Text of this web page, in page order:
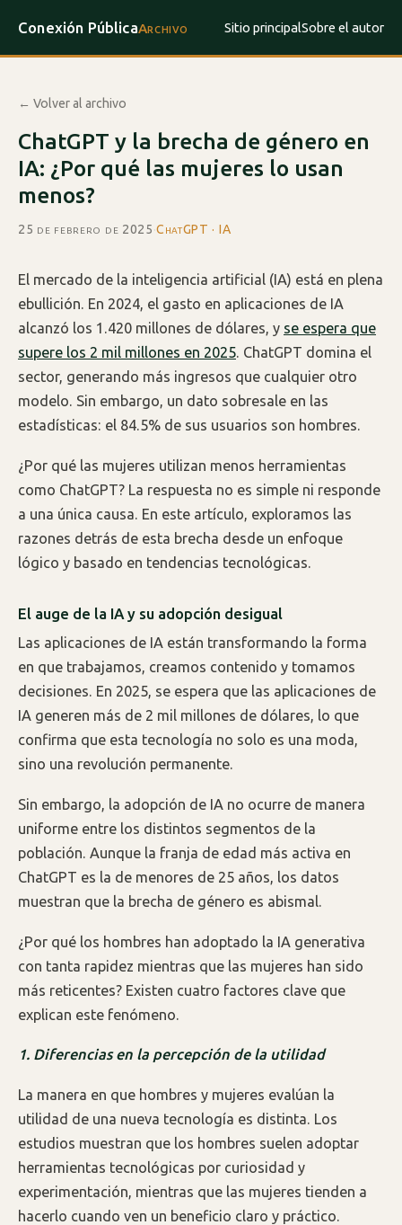
Conexión PúblicaArchivo Sitio principalSobre el autor
← Volver al archivo
ChatGPT y la brecha de género en
IA: ¿Por qué las mujeres lo usan
menos?
25 de febrero de 2025·ChatGPT · IA
El mercado de la inteligencia artificial (IA) está en plena
ebullición. En 2024, el gasto en aplicaciones de IA
alcanzó los 1.420 millones de dólares, y se espera que
supere los 2 mil millones en 2025. ChatGPT domina el
sector, generando más ingresos que cualquier otro
modelo. Sin embargo, un dato sobresale en las
estadísticas: el 84.5% de sus usuarios son hombres.
¿Por qué las mujeres utilizan menos herramientas
como ChatGPT? La respuesta no es simple ni responde
a una única causa. En este artículo, exploramos las
razones detrás de esta brecha desde un enfoque
lógico y basado en tendencias tecnológicas.
El auge de la IA y su adopción desigual
Las aplicaciones de IA están transformando la forma
en que trabajamos, creamos contenido y tomamos
decisiones. En 2025, se espera que las aplicaciones de
IA generen más de 2 mil millones de dólares, lo que
confirma que esta tecnología no solo es una moda,
sino una revolución permanente.
Sin embargo, la adopción de IA no ocurre de manera
uniforme entre los distintos segmentos de la
población. Aunque la franja de edad más activa en
ChatGPT es la de menores de 25 años, los datos
muestran que la brecha de género es abismal.
¿Por qué los hombres han adoptado la IA generativa
con tanta rapidez mientras que las mujeres han sido
más reticentes? Existen cuatro factores clave que
explican este fenómeno.
1. Diferencias en la percepción de la utilidad
La manera en que hombres y mujeres evalúan la
utilidad de una nueva tecnología es distinta. Los
estudios muestran que los hombres suelen adoptar
herramientas tecnológicas por curiosidad y
experimentación, mientras que las mujeres tienden a
hacerlo cuando ven un beneficio claro y práctico.